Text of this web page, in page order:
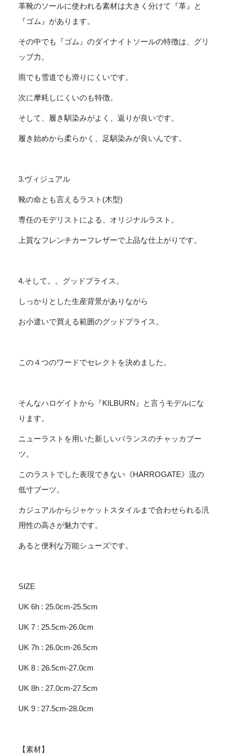
革靴のソールに使われる素材は大きく分けて『革』と
『ゴム』があります。
その中でも『ゴム』のダイナイトソールの特徴は、グリ
ップ力。
雨でも雪道でも滑りにくいです。
次に摩耗しにくいのも特徴。
そして、履き馴染みがよく、返りが良いです。
履き始めから柔らかく、足馴染みが良いんです。
3.ヴィジュアル
靴の命とも言えるラスト(木型)
専任のモデリストによる、オリジナルラスト。
上質なフレンチカーフレザーで上品な仕上がりです。
4.そして。。グッドプライス。
しっかりとした生産背景がありながら
お小遣いで買える範囲のグッドプライス。
この４つのワードでセレクトを決めました。
そんなハロゲイトから『KILBURN』と言うモデルにな
ります。
ニューラストを用いた新しいバランスのチャッカブー
ツ。
このラストでした表現できない《HARROGATE》流の
低寸ブーツ。
カジュアルからジャケットスタイルまで合わせられる汎
用性の高さが魅力です。
あると便利な万能シューズです。
SIZE
UK 6h : 25.0cm-25.5cm
UK 7 : 25.5cm-26.0cm
UK 7h : 26.0cm-26.5cm
UK 8 : 26.5cm-27.0cm
UK 8h : 27.0cm-27.5cm
UK 9 : 27.5cm-28.0cm
【素材】